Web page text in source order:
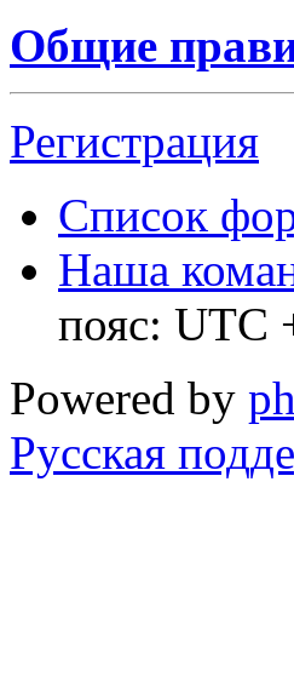
Общие
Регистрация
Список
Наша
пояс: UTC
Powered by
Русская